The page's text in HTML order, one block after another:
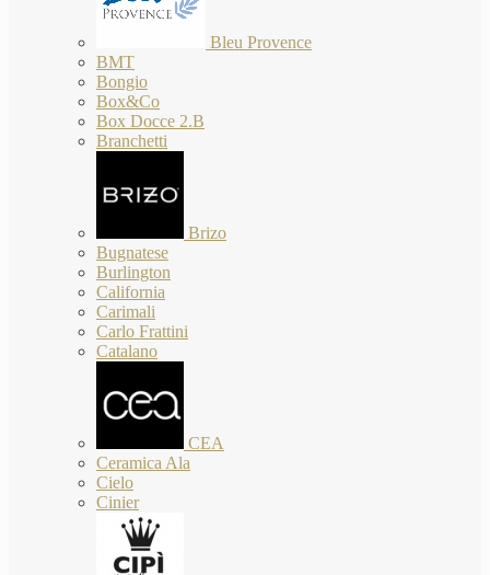
Bleu Provence
BMT
Bongio
Box&Co
Box Docce 2.B
Branchetti
Brizo
Bugnatese
Burlington
California
Carimali
Carlo Frattini
Catalano
CEA
Ceramica Ala
Cielo
Cinier